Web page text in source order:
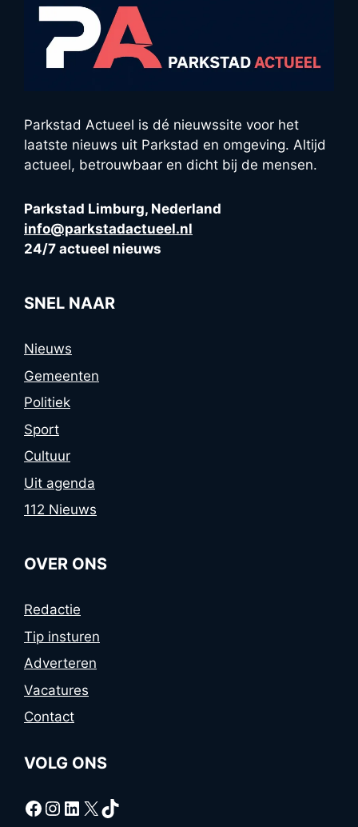
Parkstad Actueel is dé nieuwssite voor het
laatste nieuws uit Parkstad en omgeving. Altijd
actueel, betrouwbaar en dicht bij de mensen.
Parkstad Limburg, Nederland
info@parkstadactueel.nl
24/7 actueel nieuws
SNEL NAAR
Nieuws
Gemeenten
Politiek
Sport
Cultuur
Uit agenda
112 Nieuws
OVER ONS
Redactie
Tip insturen
Adverteren
Vacatures
Contact
VOLG ONS
Facebook
Instagram
LinkedIn
X TikTok